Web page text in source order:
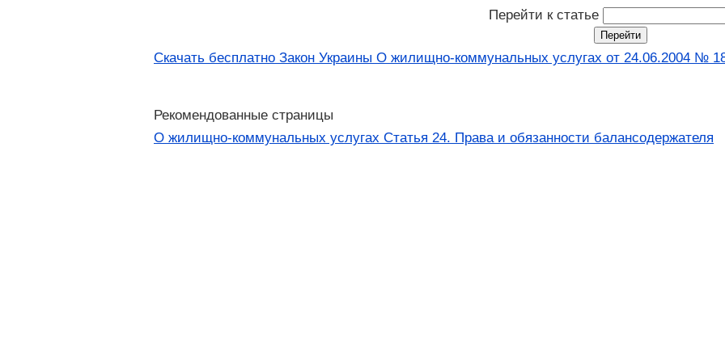
Перейти к статье
Скачать бесплатно Закон Украины О жилищно-коммунальных услугах от 24.06.2004 №
Рекомендованные страницы
О жилищно-коммунальных услугах Статья 24. Права и обязанности балансодержателя